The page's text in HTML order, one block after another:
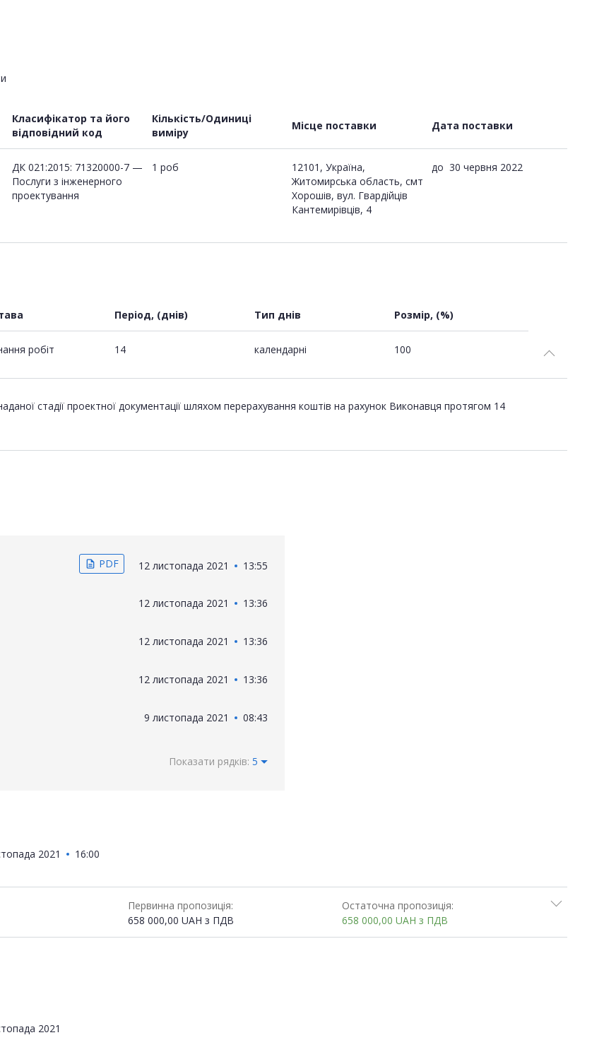
Класифікатор та його
відповідний код
Кількість/Одиниці
виміру
Місце поставки Дата поставки
ДК 021:2015: 71320000-7 —
Послуги з інженерного
проектування
1 роб
12101, Україна,
Житомирська область, смт
Хорошів, вул. Гвардійців
Кантемирівців, 4
до 30 червня 2022
Період, (днів) Тип днів Розмір, (%)
робіт 14 календарні 100
стадії проектної документації шляхом перерахування коштів на рахунок Виконавця протягом 14
description PDF 12 листопада 2021 13:55
12 листопада 2021 13:36
12 листопада 2021 13:36
12 листопада 2021 13:36
9 листопада 2021 08:43
Показати рядків: 5
2021 16:00
Первинна пропозиція:
658 000,00 UAH з ПДВ
Остаточна пропозиція:
658 000,00UAHз ПДВ
2021